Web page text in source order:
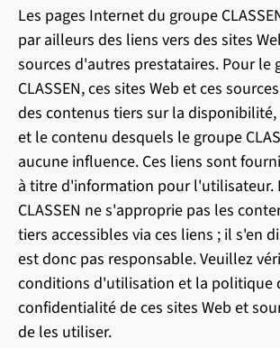
Les pages Internet du groupe
par ailleurs des liens vers des sites
sources d'autres prestataires. Pour le
CLASSEN, ces sites Web et ces
des contenus tiers sur la
et le contenu desquels le groupe
aucune influence. Ces liens sont
à titre d'information pour l'utilisateur.
CLASSEN ne s'approprie pas les
tiers accessibles via ces liens ; il s'en
est donc pas responsable. Veuillez
conditions d'utilisation et la politique
confidentialité de ces sites Web et
de les utiliser.